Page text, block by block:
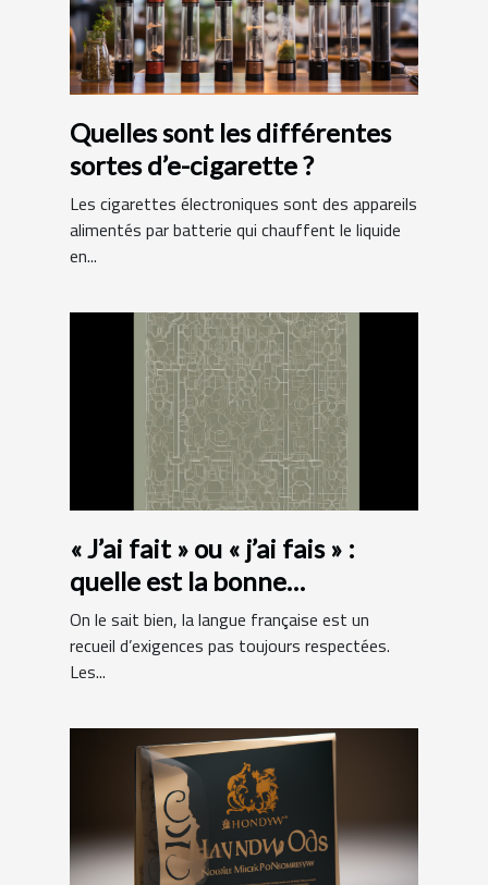
Quelles sont les différentes
sortes d’e-cigarette ?
Les cigarettes électroniques sont des appareils
alimentés par batterie qui chauffent le liquide
en...
« J’ai fait » ou « j’ai fais » :
quelle est la bonne
orthographe ?
On le sait bien, la langue française est un
recueil d’exigences pas toujours respectées.
Les...